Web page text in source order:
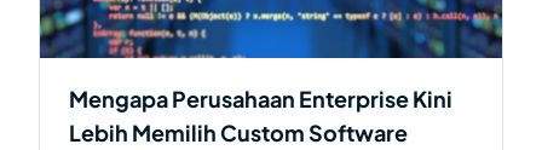
Mengapa Perusahaan Enterprise Kini
Lebih Memilih Custom Software